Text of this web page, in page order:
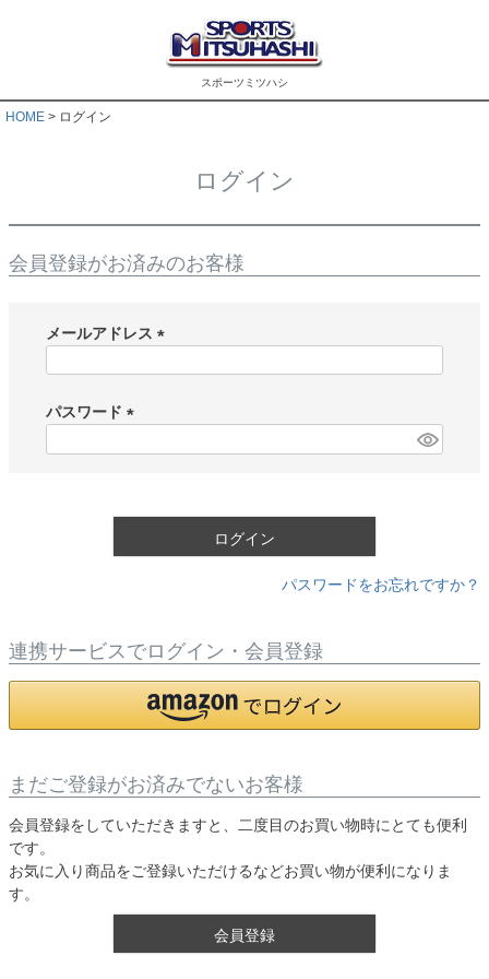
スポーツミツハシ
HOME ログイン
ログイン
会員登録がお済みのお客様
メールアドレス
)
パスワード
ログイン
パスワードをお忘れですか？
連携サービスでログイン・会員登録
まだご登録がお済みでないお客様
会員登録をしていただきますと、二度目のお買い物時にとても便利
です。
お気に入り商品をご登録いただけるなどお買い物が便利になりま
す。
会員登録